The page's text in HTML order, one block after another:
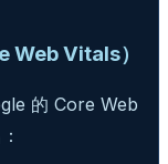
Web Vitals）
的 Core Web